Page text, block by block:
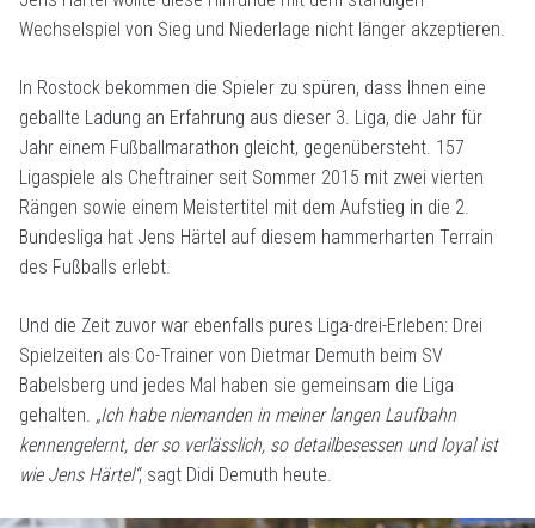
Wechselspiel von Sieg und Niederlage nicht länger akzeptieren.
In Rostock bekommen die Spieler zu spüren, dass Ihnen eine
geballte Ladung an Erfahrung aus dieser 3. Liga, die Jahr für
Jahr einem Fußballmarathon gleicht, gegenübersteht. 157
Ligaspiele als Cheftrainer seit Sommer 2015 mit zwei vierten
Rängen sowie einem Meistertitel mit dem Aufstieg in die 2.
Bundesliga hat Jens Härtel auf diesem hammerharten Terrain
des Fußballs erlebt.
Und die Zeit zuvor war ebenfalls pures Liga-drei-Erleben: Drei
Spielzeiten als Co-Trainer von Dietmar Demuth beim SV
Babelsberg und jedes Mal haben sie gemeinsam die Liga
gehalten. „Ich habe niemanden in meiner langen Laufbahn
kennengelernt, der so verlässlich, so detailbesessen und loyal ist
wie Jens Härtel“, sagt Didi Demuth heute.